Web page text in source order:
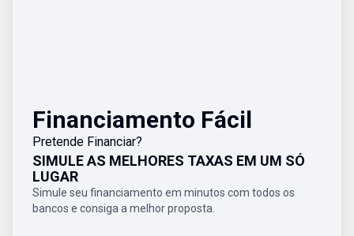
Financiamento Fácil
Pretende Financiar?
SIMULE AS MELHORES TAXAS EM UM SÓ
LUGAR
Simule seu financiamento em minutos com todos os
bancos e consiga a melhor proposta.